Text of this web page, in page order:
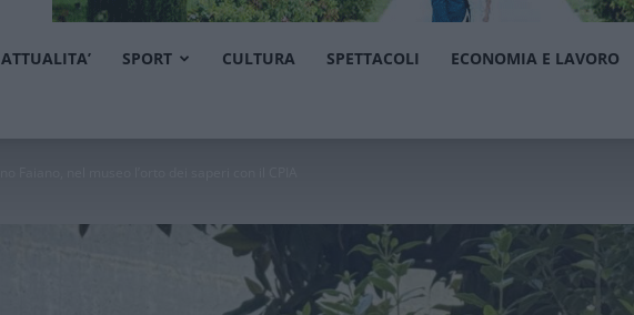
ATTUALITA’ SPORT CULTURA SPETTACOLI ECONOMIA E LAVORO